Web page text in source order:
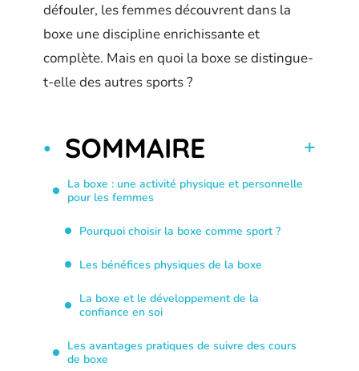
défouler, les femmes découvrent dans la
boxe une discipline enrichissante et
complète. Mais en quoi la boxe se distingue-
t-elle des autres sports ?
SOMMAIRE
La boxe : une activité physique et personnelle
pour les femmes
Pourquoi choisir la boxe comme sport ?
Les bénéfices physiques de la boxe
La boxe et le développement de la
confiance en soi
Les avantages pratiques de suivre des cours
de boxe